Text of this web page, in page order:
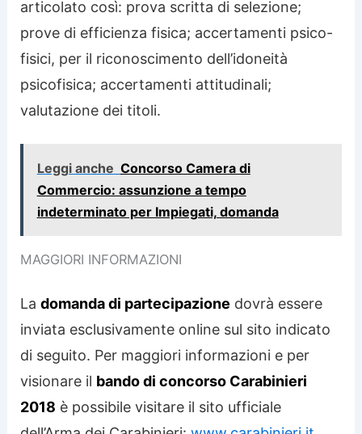
articolato così: prova scritta di selezione;
prove di efficienza fisica; accertamenti psico-
fisici, per il riconoscimento dell’idoneità
psicofisica; accertamenti attitudinali;
valutazione dei titoli.
Leggi anche Concorso Camera di
Commercio: assunzione a tempo
indeterminato per Impiegati, domanda
MAGGIORI INFORMAZIONI
Ladomanda di partecipazione dovrà essere
inviata esclusivamente online sul sito indicato
di seguito. Per maggiori informazioni e per
visionare il bando di concorso Carabinieri
2018 è possibile visitare il sito ufficiale